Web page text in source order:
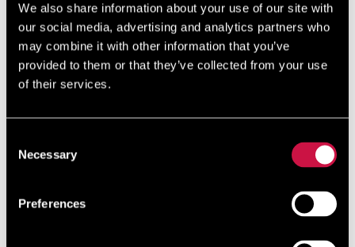
We also share information about your use of our site with
our social media, advertising and analytics partners who
may combine it with other information that you’ve
provided to them or that they’ve collected from your use
of their services.
Selection
Necessary
Preferences
Restauracja Little Italy
Restauracja Little Italy A la carte to popularny wybór
na obfite dania kuchni włoskiej, przyciągające gości
z pierwszego piętra kurortu wspaniałymi potrawami,
Czytaj więcej